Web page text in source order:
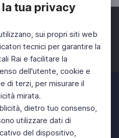
tua privacy
sui propri siti web
tecnici per garantire la
Rai e facilitare la
dell'utente, cookie e
di terzi, per misurare il
mirata.
dietro tuo consenso,
utilizzare dati di
del dispositivo,
Instagram